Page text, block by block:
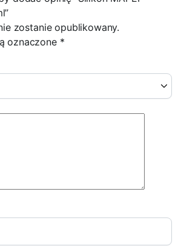
zostanie opublikowany.
oznaczone *